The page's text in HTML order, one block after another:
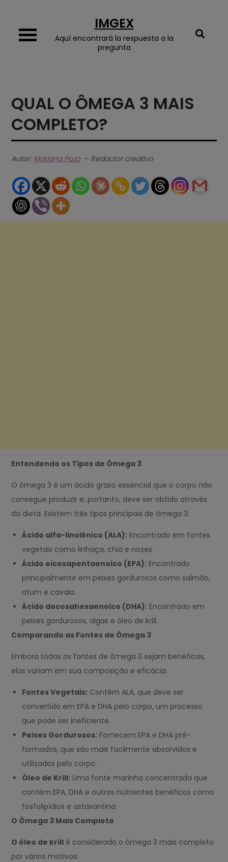
content
IMGEX
Aquí encontrará la respuesta a la
pregunta
QUAL O ÔMEGA 3 MAIS
COMPLETO?
Autor: Mariana Pozo— Redactor creativo
Entendendo os Tipos de Ômega 3
O ômega 3 é um ácido graxo essencial que o corpo não
consegue produzir e, portanto, deve ser obtido através
da dieta. Existem três tipos principais de ômega 3:
Ácido alfa-linolênico (ALA): Encontrado em fontes
vegetais como linhaça, chia e nozes.
Ácido eicosapentaenoico (EPA): Encontrado
principalmente em peixes gordurosos como salmão,
atum e cavala.
Ácido docosahexaenoico (DHA): Encontrado em
peixes gordurosos, algas e óleo de krill.
Comparando as Fontes de Ômega 3
Embora todas as fontes de ômega 3 sejam benéficas,
elas variam em sua composição e eficácia.
Fontes Vegetais: Contêm ALA, que deve ser
convertido em EPA e DHA pelo corpo, um processo
que pode ser ineficiente.
Peixes Gordurosos: Fornecem EPA e DHA pré-
formados, que são mais facilmente absorvidos e
utilizados pelo corpo.
Óleo de Krill: Uma fonte marinha concentrada que
contém EPA, DHA e outros nutrientes benéficos como
fosfolipídios e astaxantina.
O Ômega 3 Mais Completo
O óleo de krill é considerado o ômega 3 mais completo
por vários motivos: